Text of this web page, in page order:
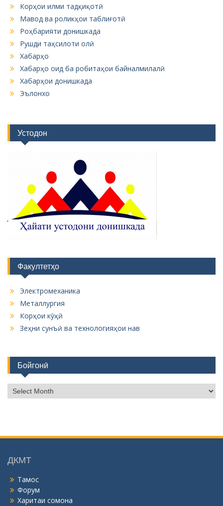
Корҳои илми тадқиқотӣ
Мавод ва роликҳои таблиғотӣ
Роҳбарияти донишкада
Рушди таҳсилоти олӣ
Хабарҳо
Хабарҳо оид ба робитаҳои байналмилалӣ
Хабарҳои донишкада
Эълонхо
Устодон
Факултетҳо
Электромеханика
Металлургия
Корҳои кӯҳӣ
Зеҳни сунъӣ ва технологияҳои нав
Бойгонӣ
о
н
ДКМТ
Тамос
Форум
Харитаи сомона